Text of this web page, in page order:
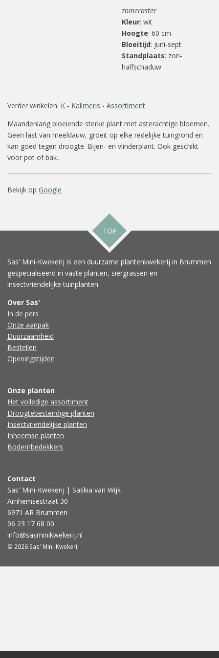
zomeraster
Kleur: wit
Hoogte: 60 cm
Bloeitijd: juni-sept
Standplaats: zon-
halfschaduw
Verder winkelen: K - Kalimeris - Assortiment
Maandenlang bloeiende sterke plant met asterachtige bloemen.
Geen last van meeldauw, groeit op elke redelijke tuingrond en
kan goed tegen droogte. Bijen- en vlinderplant. Ook geschikt
voor pot of bak.
Bekijk op Google
TOP
Sas' Mini-Kwekerij is een duurzame plantenkwekerij in Brummen
gespecialiseerd in vaste planten, siergrassen en
insectvriendelijke tuinplanten.
Over Sas'
In de pers
Onze aanpak
Duurzaamheid
Bestellen
Openingstijden
Onze planten
Het volledige assortiment
Droogtebestendige planten
Insectvriendelijke planten
Inheemse planten
Bodembedekkers
Contact
Sas' Mini-Kwekerij | Saskia van Wijk
Arnhemsestraat 30
6971 AR Brummen
06 23 17 68 00
info@sasminikwekerij.nl
© 2026 Sas' Mini-Kwekerij